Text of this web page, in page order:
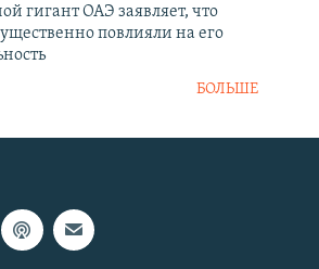
гигант ОАЭ заявляет, что
повлияли на его
БОЛЬШЕ